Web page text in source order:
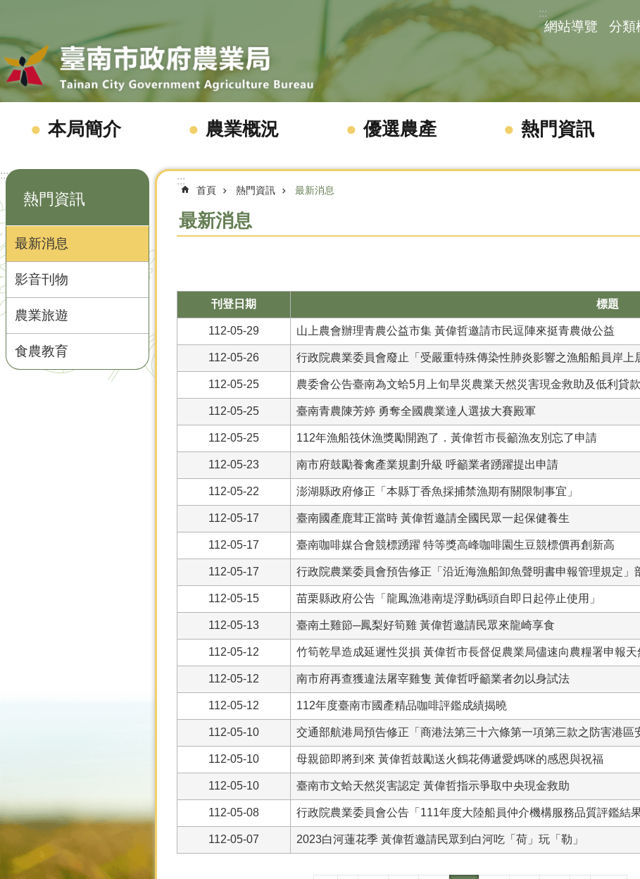
:::
網站導覽 分類
本局簡介 農業概況 優選農產 熱門資訊
:::
熱門資訊
最新消息
影音刊物
農業旅遊
食農教育
:::
首頁 熱門資訊 最新消息
最新消息
刊登日期 標題
112-05-29 山上農會辦理青農公益市集 黃偉哲邀請市民逗陣來挺青農做公益
112-05-26 行政院農業委員會廢止「受嚴重特殊傳染性肺炎影響之漁船船員岸上
112-05-25 農委會公告臺南為文蛤5月上旬旱災農業天然災害現金救助及低利貸
112-05-25 臺南青農陳芳婷 勇奪全國農業達人選拔大賽殿軍
112-05-25 112年漁船筏休漁獎勵開跑了．黃偉哲市長籲漁友別忘了申請
112-05-23 南市府鼓勵養禽產業規劃升級 呼籲業者踴躍提出申請
112-05-22 澎湖縣政府修正「本縣丁香魚採捕禁漁期有關限制事宜」
112-05-17 臺南國產鹿茸正當時 黃偉哲邀請全國民眾一起保健養生
112-05-17 臺南咖啡媒合會競標踴躍 特等獎高峰咖啡園生豆競標價再創新高
112-05-17 行政院農業委員會預告修正「沿近海漁船卸魚聲明書申報管理規定」
112-05-15 苗栗縣政府公告「龍鳳漁港南堤浮動碼頭自即日起停止使用」
112-05-13 臺南土雞節─鳳梨好筍雞 黃偉哲邀請民眾來龍崎享食
112-05-12 竹筍乾旱造成延遲性災損 黃偉哲市長督促農業局儘速向農糧署申報天
112-05-12 南市府再查獲違法屠宰雞隻 黃偉哲呼籲業者勿以身試法
112-05-12 112年度臺南市國產精品咖啡評鑑成績揭曉
112-05-10 交通部航港局預告修正「商港法第三十六條第一項第三款之防害港區
112-05-10 母親節即將到來 黃偉哲鼓勵送火鶴花傳遞愛媽咪的感恩與祝福
112-05-10 臺南市文蛤天然災害認定 黃偉哲指示爭取中央現金救助
112-05-08 行政院農業委員會公告「111年度大陸船員仲介機構服務品質評鑑結果
112-05-07 2023白河蓮花季 黃偉哲邀請民眾到白河吃「荷」玩「勒」